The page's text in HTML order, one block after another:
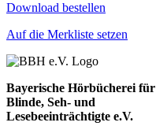
Download bestellen
Auf die Merkliste setzen
Bayerische Hörbücherei für
Blinde, Seh- und
Lesebeeinträchtigte e.V.